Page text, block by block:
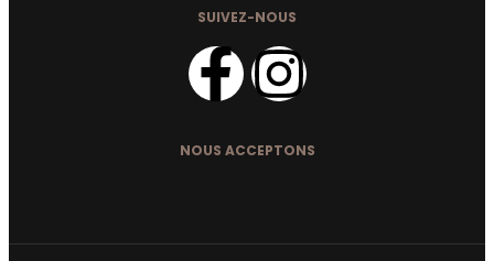
SUIVEZ-NOUS
NOUS ACCEPTONS